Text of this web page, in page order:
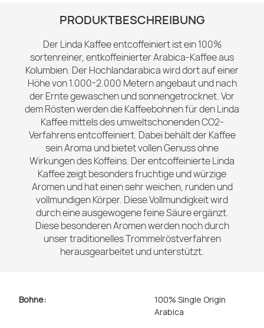
PRODUKTBESCHREIBUNG
Der Linda Kaffee entcoffeiniert ist ein 100%
sortenreiner, entkoffeinierter Arabica-Kaffee aus
Kolumbien. Der Hochlandarabica wird dort auf einer
Höhe von 1.000-2.000 Metern angebaut und nach
der Ernte gewaschen und sonnengetrocknet. Vor
dem Rösten werden die Kaffeebohnen für den Linda
Kaffee mittels des umweltschonenden CO2-
Verfahrens entcoffeiniert. Dabei behält der Kaffee
sein Aroma und bietet vollen Genuss ohne
Wirkungen des Koffeins. Der entcoffeinierte Linda
Kaffee zeigt besonders fruchtige und würzige
Aromen und hat einen sehr weichen, runden und
vollmundigen Körper. Diese Vollmundigkeit wird
durch eine ausgewogene feine Säure ergänzt.
Diese besonderen Aromen werden noch durch
unser traditionelles Trommelröstverfahren
herausgearbeitet und unterstützt.
Bohne:
100% Single Origin
Arabica